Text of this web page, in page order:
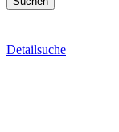
Detailsuche